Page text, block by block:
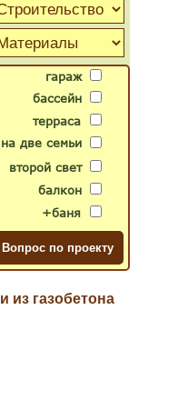
гараж
бассейн
второй свет
две семьи
терраса
балкон
+баня
из газобетона